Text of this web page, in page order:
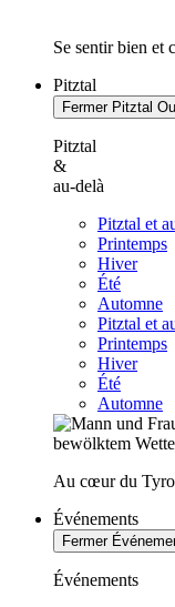
Se sentir bien et
Pitztal
Fermer Pitztal
Pitztal
&
au-delà
Pitztal et
Printemps
Hiver
Été
Automne
Pitztal et
Printemps
Hiver
Été
Automne
Au cœur du
Événements
Fermer
Événements